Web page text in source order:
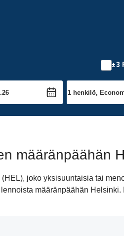
±3
määränpäähän
joko yksisuuntaisia tai
määränpäähän